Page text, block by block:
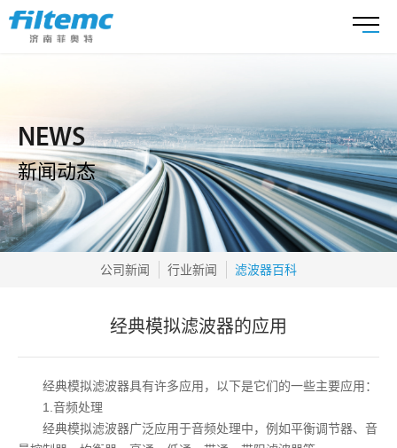
NEWS
新闻动态
公司新闻 行业新闻 滤波器百科
经典模拟滤波器的应用
经典模拟滤波器具有许多应用，以下是它们的一些主要应用：
1.音频处理
经典模拟滤波器广泛应用于音频处理中，例如平衡调节器、音